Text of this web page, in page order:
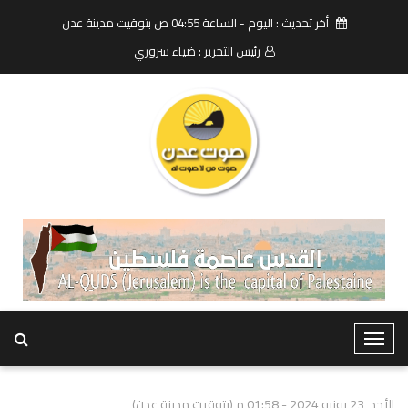
أخر تحديث : اليوم - الساعة 04:55 ص بتوقيت مدينة عدن
رئيس التحرير : ضياء سروري
T
o